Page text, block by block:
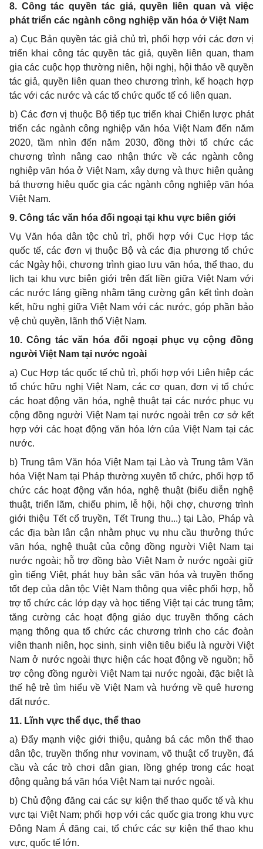
8. Công tác quyền tác giả, quyền liên quan và việc
phát triển các ngành công nghiệp văn hóa ở Việt Nam
a) Cục Bản quyền tác giả chủ trì, phối hợp với các đơn vị
triển khai công tác quyền tác giả, quyền liên quan, tham
gia các cuộc họp thường niên, hội nghị, hội thảo về quyền
tác giả, quyền liên quan theo chương trình, kế hoạch hợp
tác với các nước và các tổ chức quốc tế có liên quan.
b) Các đơn vị thuộc Bộ tiếp tục triển khai Chiến lược phát
triển các ngành công nghiệp văn hóa Việt Nam đến năm
2020, tầm nhìn đến năm 2030, đồng thời tổ chức các
chương trình nâng cao nhận thức về các ngành công
nghiệp văn hóa ở Việt Nam, xây dựng và thực hiện quảng
bá thương hiệu quốc gia các ngành công nghiệp văn hóa
Việt Nam.
9. Công tác văn hóa đối ngoại tại khu vực biên giới
Vụ Văn hóa dân tộc chủ trì, phối hợp với Cục Hợp tác
quốc tế, các đơn vị thuộc Bộ và các địa phương tổ chức
các Ngày hội, chương trình giao lưu văn hóa, thể thao, du
lịch tại khu vực biên giới trên đất liền giữa Việt Nam với
các nước láng giềng nhằm tăng cường gắn kết tình đoàn
kết, hữu nghị giữa Việt Nam với các nước, góp phần bảo
vệ chủ quyền, lãnh thổ Việt Nam.
10. Công tác văn hóa đối ngoại phục vụ cộng đồng
người Việt Nam tại nước ngoài
a) Cục Hợp tác quốc tế chủ trì, phối hợp với Liên hiệp các
tổ chức hữu nghị Việt Nam, các cơ quan, đơn vị tổ chức
các hoạt động văn hóa, nghệ thuật tại các nước phục vụ
cộng đồng người Việt Nam tại nước ngoài trên cơ sở kết
hợp với các hoạt động văn hóa lớn của Việt Nam tại các
nước.
b) Trung tâm Văn hóa Việt Nam tại Lào và Trung tâm Văn
hóa Việt Nam tại Pháp thường xuyên tổ chức, phối hợp tổ
chức các hoạt động văn hóa, nghệ thuật (biểu diễn nghệ
thuật, triển lãm, chiếu phim, lễ hội, hội chợ, chương trình
giới thiệu Tết cổ truyền, Tết Trung thu...) tại Lào, Pháp và
các địa bàn lân cận nhằm phục vụ nhu cầu thưởng thức
văn hóa, nghệ thuật của cộng đồng người Việt Nam tại
nước ngoài; hỗ trợ đồng bào Việt Nam ở nước ngoài giữ
gìn tiếng Việt, phát huy bản sắc văn hóa và truyền thống
tốt đẹp của dân tộc Việt Nam thông qua việc phối hợp, hỗ
trợ tổ chức các lớp dạy và học tiếng Việt tại các trung tâm;
tăng cường các hoạt động giáo dục truyền thống cách
mạng thông qua tổ chức các chương trình cho các đoàn
viên thanh niên, học sinh, sinh viên tiêu biểu là người Việt
Nam ở nước ngoài thực hiện các hoạt động về nguồn; hỗ
trợ cộng đồng người Việt Nam tại nước ngoài, đặc biệt là
thế hệ trẻ tìm hiểu về Việt Nam và hướng về quê hương
đất nước.
11. Lĩnh vực thể dục, thể thao
a) Đẩy mạnh việc giới thiệu, quảng bá các môn thể thao
dân tộc, truyền thống như vovinam, võ thuật cổ truyền, đá
cầu và các trò chơi dân gian, lồng ghép trong các hoạt
động quảng bá văn hóa Việt Nam tại nước ngoài.
b) Chủ động đăng cai các sự kiện thể thao quốc tế và khu
vực tại Việt Nam; phối hợp với các quốc gia trong khu vực
Đông Nam Á đăng cai, tổ chức các sự kiện thể thao khu
vực, quốc tế lớn.